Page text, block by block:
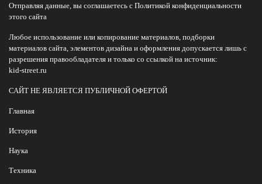
Отправляя данные, вы соглашаетесь с Политикой конфиденциальности
этого сайта
Любое использование или копирование материалов, подборки
материалов сайта, элементов дизайна и оформления допускается лишь с
разрешения правообладателя и только со ссылкой на источник:
kid-street.ru
САЙТ НЕ ЯВЛЯЕТСЯ ПУБЛИЧНОЙ ОФЕРТОЙ
Главная
История
Наука
Техника